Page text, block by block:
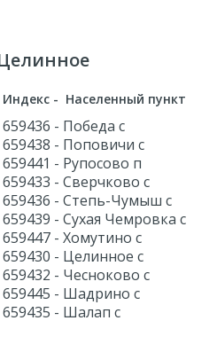
Индекс - Населенный пункт
659436 - Победа с
659438 - Поповичи с
659441 - Рупосово п
659433 - Сверчково с
659436 - Степь-Чумыш с
659439 - Сухая Чемровка с
659447 - Хомутино с
659430 - Целинное с
659432 - Чесноково с
659445 - Шадрино с
659435 - Шалап с